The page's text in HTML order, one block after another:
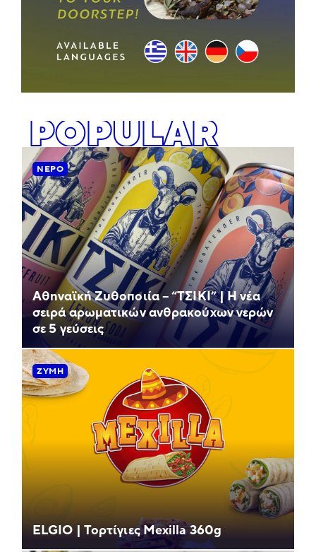
POPULAR
ΝΕΡΌ
Αθηναϊκή Ζυθοποιία – “ΤΣΙΚΙ” | Η νέα
σειρά αρωματικών ανθρακούχων νερών
σε 5 γεύσεις
ΖΎΜΗ
ELGIO | Τορτίγιες Mexilla 360g